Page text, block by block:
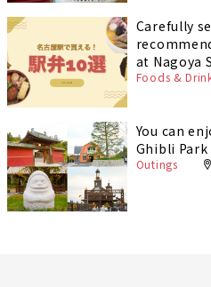
Carefully
at Nagoya
Foods &
You can
Ghibli Park
Outings